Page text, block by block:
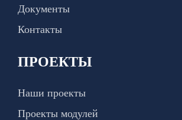
Документы
Контакты
ПРОЕКТЫ
Наши проекты
Проекты модулей